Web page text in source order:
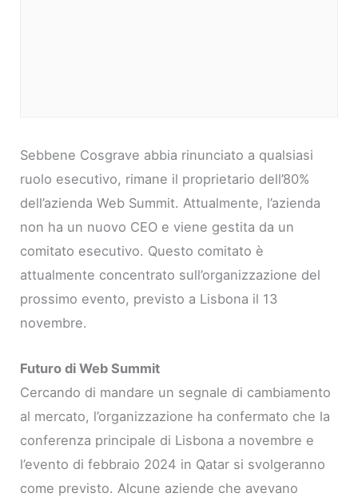
Sebbene Cosgrave abbia rinunciato a qualsiasi
ruolo esecutivo, rimane il proprietario dell’80%
dell’azienda Web Summit. Attualmente, l’azienda
non ha un nuovo CEO e viene gestita da un
comitato esecutivo. Questo comitato è
attualmente concentrato sull’organizzazione del
prossimo evento, previsto a Lisbona il 13
novembre.
Futuro di Web Summit
Cercando di mandare un segnale di cambiamento
al mercato, l’organizzazione ha confermato che la
conferenza principale di Lisbona a novembre e
l’evento di febbraio 2024 in Qatar si svolgeranno
come previsto. Alcune aziende che avevano